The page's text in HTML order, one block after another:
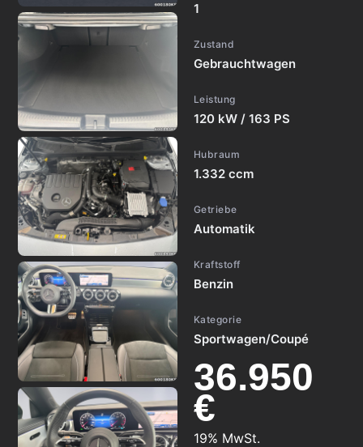
1
Zustand
Gebrauchtwagen
Leistung
120 kW / 163 PS
Hubraum
1.332 ccm
Getriebe
Automatik
Kraftstoff
Benzin
Kategorie
Sportwagen/Coupé
36.950
€
19% MwSt.